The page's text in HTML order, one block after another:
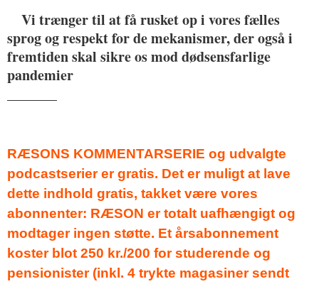
Vi trænger til at få rusket op i vores fælles
sprog og respekt for de mekanismer, der også i
fremtiden skal sikre os mod dødsensfarlige
pandemier
RÆSONS KOMMENTARSERIE og udvalgte
podcastserier er gratis. Det er muligt at lave
dette indhold gratis, takket være vores
abonnenter: RÆSON er totalt uafhængigt og
modtager ingen støtte. Et årsabonnement
koster blot 250 kr./200 for studerende og
pensionister (inkl. 4 trykte magasiner sendt